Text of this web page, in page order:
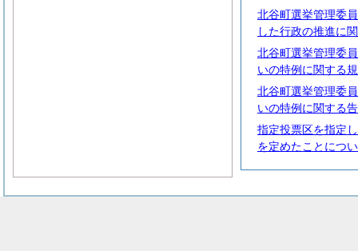
北谷町選挙管理委
した行政の推進に
北谷町選挙管理委
いの特例に関する
北谷町選挙管理委
いの特例に関する
指定投票区を指定
を定めたことにつ